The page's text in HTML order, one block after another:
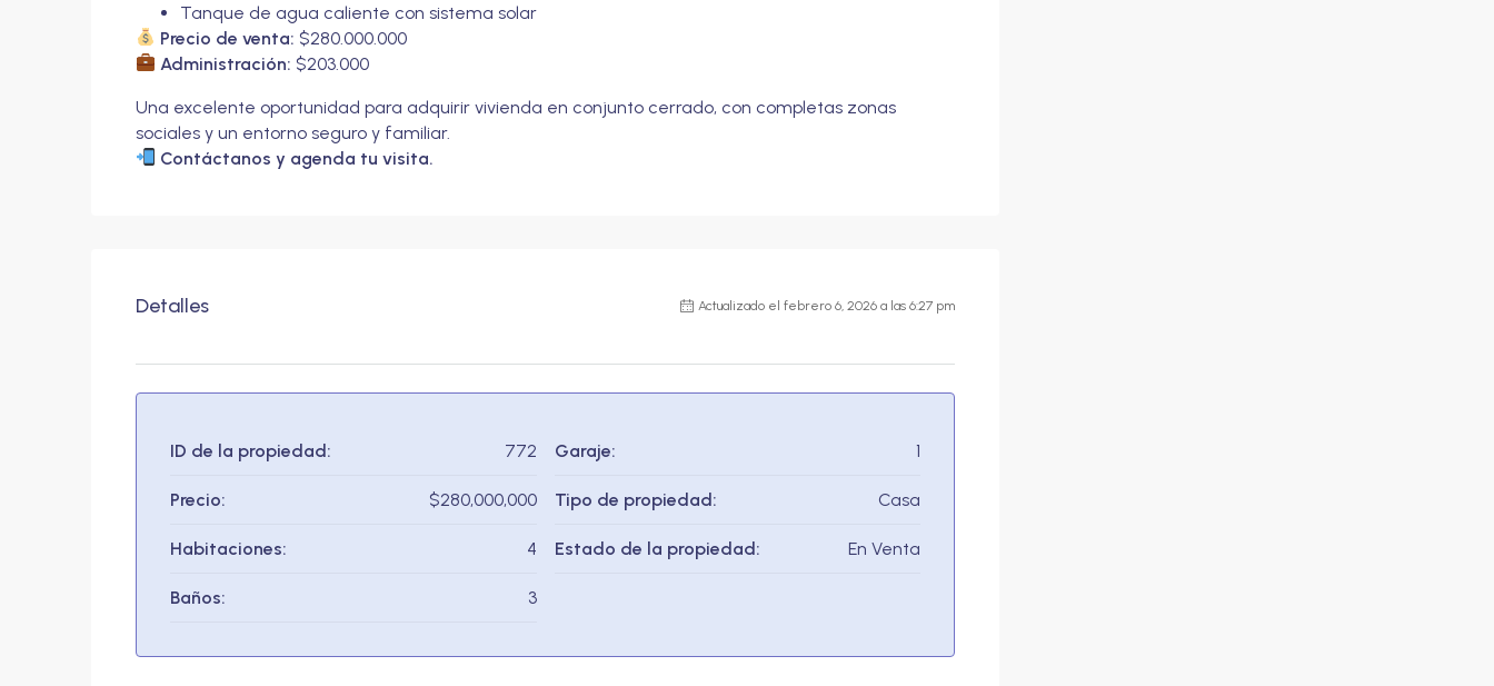
Tanque de agua caliente con sistema solar
Precio de venta: $280.000.000
Administración: $203.000
Una excelente oportunidad para adquirir vivienda en conjunto cerrado, con completas zonas
sociales y un entorno seguro y familiar.
Contáctanos y agenda tu visita.
Detalles Actualizado el febrero 6, 2026 a las 6:27 pm
ID de la propiedad: 772
Precio: $280,000,000
Habitaciones: 4
Baños: 3
Garaje: 1
Tipo de propiedad: Casa
Estado de la propiedad: En Venta